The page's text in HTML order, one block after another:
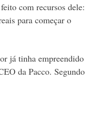
com recursos dele:
para começar o
já tinha empreendido
da Pacco. Segundo